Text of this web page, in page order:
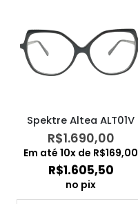
Spektre Altea ALT01V
R$1.690,00
Em até 10x de R$169,00
R$1.605,50
no pix